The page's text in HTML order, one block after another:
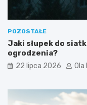
POZOSTAŁE
Jaki słupek do
ogrodzenia?
22 lipca 2026 Ola